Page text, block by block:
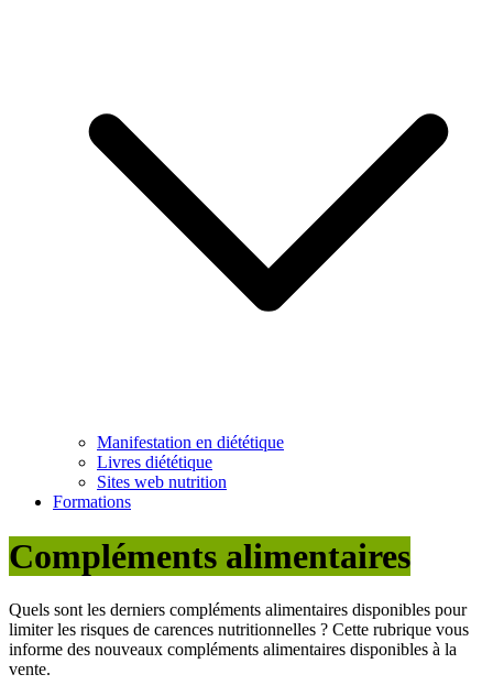
Manifestation en diététique
Livres diététique
Sites web nutrition
Formations
Compléments alimentaires
Quels sont les derniers compléments alimentaires disponibles pour
limiter les risques de carences nutritionnelles ? Cette rubrique vous
informe des nouveaux compléments alimentaires disponibles à la
vente.